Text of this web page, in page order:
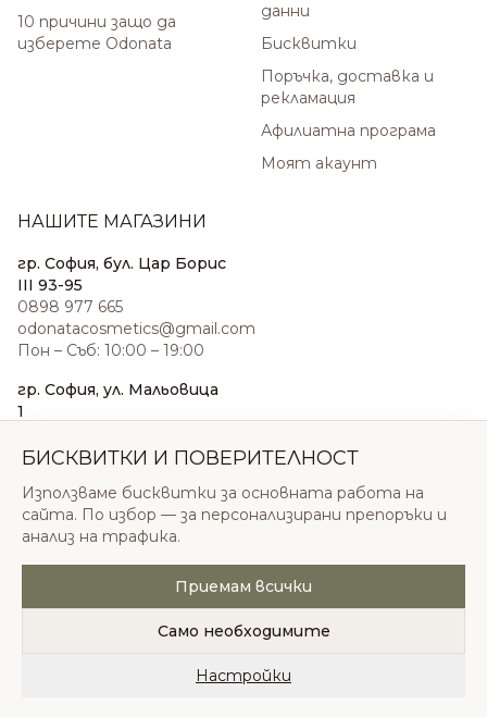
10 причини защо да
изберете Odonata
данни
Бисквитки
Поръчка, доставка и
рекламация
Афилиатна програма
Моят акаунт
НАШИТЕ МАГАЗИНИ
гр. София, бул. Цар Борис
III 93-95
0898 977 665
odonatacosmetics@gmail.com
Пон – Съб: 10:00 – 19:00
гр. София, ул. Мальовица
1
sales@odonatacosmetics.com
Нед: 11:00 – 18:00
© 2026 Одоната Козметикс ООД. Всички права
запазени.
Политика за поверителностОбщи условия
БИСКВИТКИ И ПОВЕРИТЕЛНОСТ
Използваме бисквитки за основната работа на
сайта. По избор — за персонализирани препоръки и
анализ на трафика.
Приемам всички
Само необходимите
Настройки